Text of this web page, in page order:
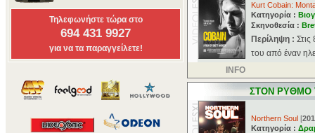
Τηλεφωνήστε τώρα στο
694 431 9927
για να τα παραγγείλετε!
Kurt Cobain:
Κατηγορία :
Σκηνοθεσία :
Περίληψη :
του από έναν
INFO
ΣΤΟΝ ΡΥΘΜΟ
Northern Soul [
Κατηγορία :